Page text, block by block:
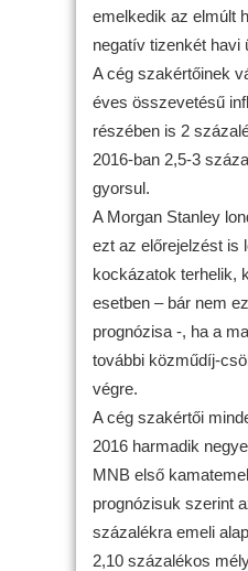
emelkedik az elmúlt
negatív tizenkét havi
A cég szakértőinek
éves összevetésű
részében is 2
2016-ban 2,5-3
gyorsul.
A Morgan Stanley
ezt az előrejelzést is
kockázatok terhelik,
esetben – bár nem
prognózisa -, ha a
további közműdíj-
végre.
A cég szakértői
2016 harmadik
MNB első
prognózisuk szerint
százalékra emeli
2,10 százalékos